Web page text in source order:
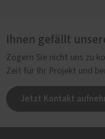
Ihnen gefällt
Zögern Sie nicht uns zu
Zeit für Ihr Projekt und
Jetzt Kontakt